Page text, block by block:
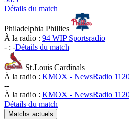
Détails du match
Philadelphia Phillies
À la radio : 94 WIP Sportsradio
- : -Détails du match
St.Louis Cardinals
À la radio : KMOX - NewsRadio
--
À la radio : KMOX - NewsRadio
Détails du match
Matchs actuels